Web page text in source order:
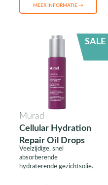
MEER INFORMATIE →
SALE
Murad
Cellular Hydration
Repair Oil Drops
Veelzijdige, snel
absorberende
hydraterende gezichtsolie.